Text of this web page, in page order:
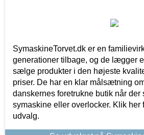
SymaskineTorvet.dk er en
generationer tilbage, og de lægger
sælge produkter i den højeste
priser. De har en klar målsætning
danskernes foretrukne butik når der
symaskine eller overlocker. Klik her
udvalg.